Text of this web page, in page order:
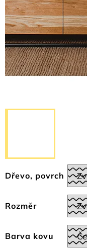
Dřevo, povrch
Rozměr
Barva kovu